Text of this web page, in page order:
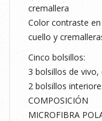
cremallera
Color contraste
cuello y
Cinco bolsillos:
3 bolsillos de
2 bolsillos
COMPOSICIÓN
MICROFIBRA